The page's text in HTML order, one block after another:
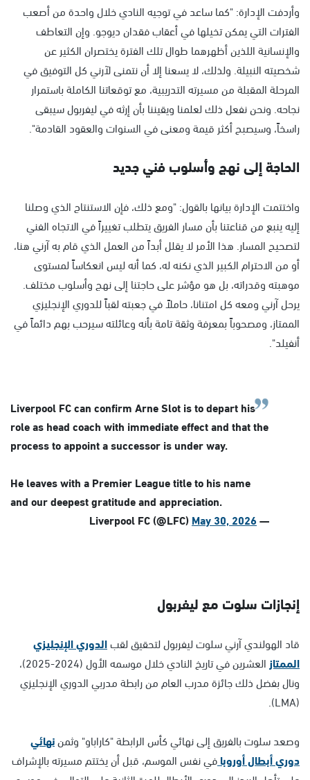
وأردفت الإدارة: "كما ساعد في توجيه النادي خلال واحدة من أصعب
الفترات التي يمكن تخيلها في أعقاب فقدان ديوجو. وإن التعاطف
والإنسانية اللذين أظهرهما طوال تلك الفترة يختصران الكثير عن
شخصيته النبيلة. ولذلك، لا يسعنا إلا أن نتمنى لآرني كل التوفيق في
المرحلة المقبلة من مسيرته التدريبية، مع توقعاتنا الكاملة باستمرار
نجاحه. ونحن نفعل ذلك لعلمنا ويقيننا بأن إرثه في ليفربول سيبقى
راسخاً، وسيصبح أكثر قيمة ومعنى في السنوات والعقود القادمة".
الحاجة إلى نهج وأسلوب فني جديد
واختتمت الإدارة بيانها بالقول: "ومع ذلك، فإن الاستنتاج الذي وصلنا
إليه ينبع من قناعتنا بأن مسار الفريق يتطلب تغييراً في الاتجاه الفني
لتصحيح المسار. هذا الأمر لا يقلل أبداً من العمل الذي قام به آرني هنا،
أو من الاحترام الكبير الذي نكنه له، كما أنه ليس انعكاساً لمستوى
موهبته وقدراته، بل هو مؤشر على حاجتنا إلى نهج وأسلوب مختلف.
يرحل آرني ومعه كل امتنانا، حاملاً في جعبته لقباً للدوري الإنجليزي
الممتاز، ومصحوباً بمعرفة وثقة تامة بأنه وعائلته سيرحب بهم دائماً في
أنفيلد".
Liverpool FC can confirm Arne Slot is to depart his
role as head coach with immediate effect and that the
process to appoint a successor is under way.
He leaves with a Premier League title to his name
and our deepest gratitude and appreciation.
— Liverpool FC (@LFC)
May 30, 2026
إنجازات سلوت مع ليفربول
قاد الهولندي آرني سلوت ليفربول لتحقيق لقبالدوري الإنجليزي
الممتاز
العشرين في تاريخ النادي خلال موسمه الأول (2024-2025)،
ونال بفضل ذلك جائزة مدرب العام من رابطة مدربي الدوري الإنجليزي
(LMA).
وصعد سلوت بالفريق إلى نهائي كأس الرابطة "كاراباو" وثمننهائي
دوري أبطال أوروبافي نفس الموسم، قبل أن يختتم مسيرته بالإشراف